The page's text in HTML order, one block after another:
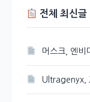
전체 최신글